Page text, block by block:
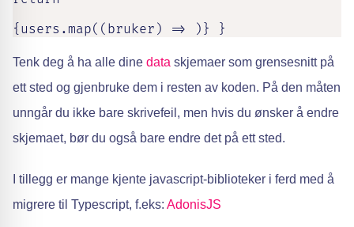
{users.map((bruker) => )} }
Tenk deg å ha alle dine data skjemaer som grensesnitt på
ett sted og gjenbruke dem i resten av koden. På den måten
unngår du ikke bare skrivefeil, men hvis du ønsker å endre
skjemaet, bør du også bare endre det på ett sted.
I tillegg er mange kjente javascript-biblioteker i ferd med å
migrere til Typescript, f.eks: AdonisJS